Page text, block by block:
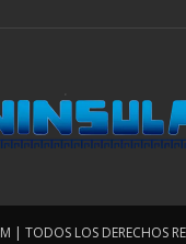
| TODOS LOS DERECHOS